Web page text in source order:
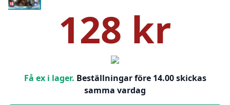
128 kr
Få ex i lager. Beställningar före 14.00 skickas
samma vardag